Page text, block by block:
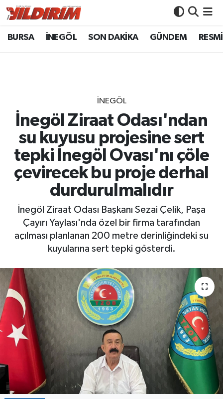
BURSA İNEGÖL SON DAKİKA GÜNDEM
İNEGÖL
İnegöl Ziraat Odası'ndan
su kuyusu projesine sert
tepki İnegöl Ovası'nı çöle
çevirecek bu proje derhal
durdurulmalıdır
İnegöl Ziraat Odası Başkanı Sezai Çelik, Paşa
Çayırı Yaylası'nda özel bir firma tarafından
açılması planlanan 200 metre derinliğindeki su
kuyularına sert tepki gösterdi.
BURSA
GÜNDEM
RESMİ İLANLAR
KÖŞE YAZILARI
SİYASET
YAŞAM
SPOR
Bursa Nöbetçi Eczaneler
Bursa Trafik Yoğunluk Haritası
Süper Lig Puan Durumu ve Fikstür
Tüm Manşetler
Son Dakika Haberleri
Haber Arşivi